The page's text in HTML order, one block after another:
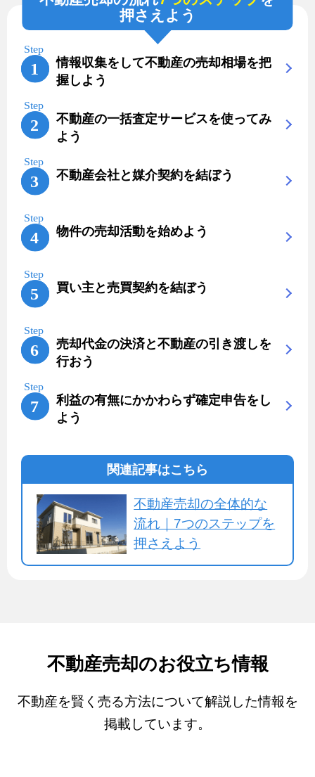
押さえよう
情報収集をして不動産の売却相場を把
握しよう
不動産の一括査定サービスを使ってみ
よう
不動産会社と媒介契約を結ぼう
物件の売却活動を始めよう
買い主と売買契約を結ぼう
売却代金の決済と不動産の引き渡しを
行おう
利益の有無にかかわらず確定申告をし
よう
関連記事はこちら
不動産売却の全体的な
流れ｜7つのステップを
押さえよう
不動産売却のお役立ち情報
不動産を賢く売る方法について解説した情報を
掲載しています。